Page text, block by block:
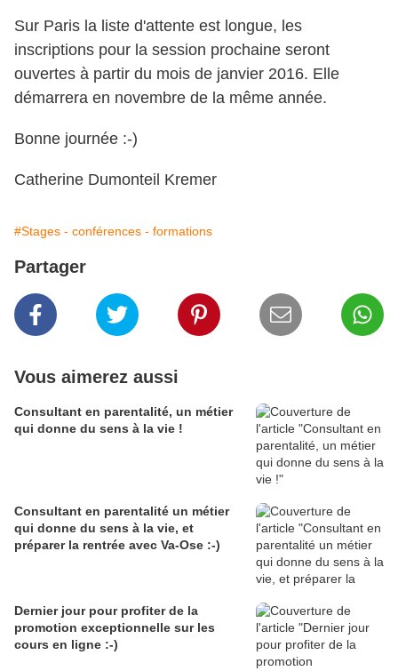
Sur Paris la liste d'attente est longue, les
inscriptions pour la session prochaine seront
ouvertes à partir du mois de janvier 2016. Elle
démarrera en novembre de la même année.
Bonne journée :-)
Catherine Dumonteil Kremer
#Stages - conférences - formations
Partager
Vous aimerez aussi
Consultant en parentalité, un métier
qui donne du sens à la vie !
Consultant en parentalité un métier
qui donne du sens à la vie, et
préparer la rentrée avec Va-Ose :-)
Dernier jour pour profiter de la
promotion exceptionnelle sur les
cours en ligne :-)